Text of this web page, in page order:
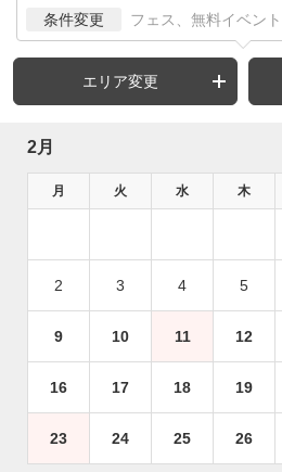
条件変更 フェス、無料イベント
エリア変更
2月
月 火 水 木
2 3 4 5
9 10 11 12
16 17 18 19
23 24 25 26